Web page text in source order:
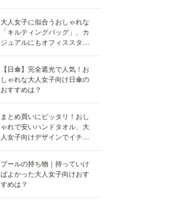
大人女子に似合うおしゃれな
「キルティングバッグ」、カ
ジュアルにもオフィススタイ
【日傘】完全遮光で人気！お
しゃれな大人女子向け日傘の
おすすめは？
まとめ買いにピッタリ！おし
ゃれで安いハンドタオル、大
人女子向けデザインでイチオ
プールの持ち物｜持っていけ
ばよかった大人女子向けおす
すめは？